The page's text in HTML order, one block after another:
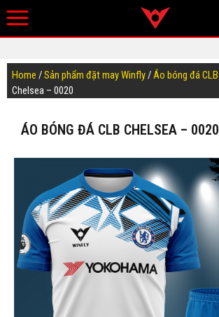
Home /Sản phẩm đặt may Winfly/Áo bóng đá CLB
Chelsea – 0020
ÁO BÓNG ĐÁ CLB CHELSEA – 0020